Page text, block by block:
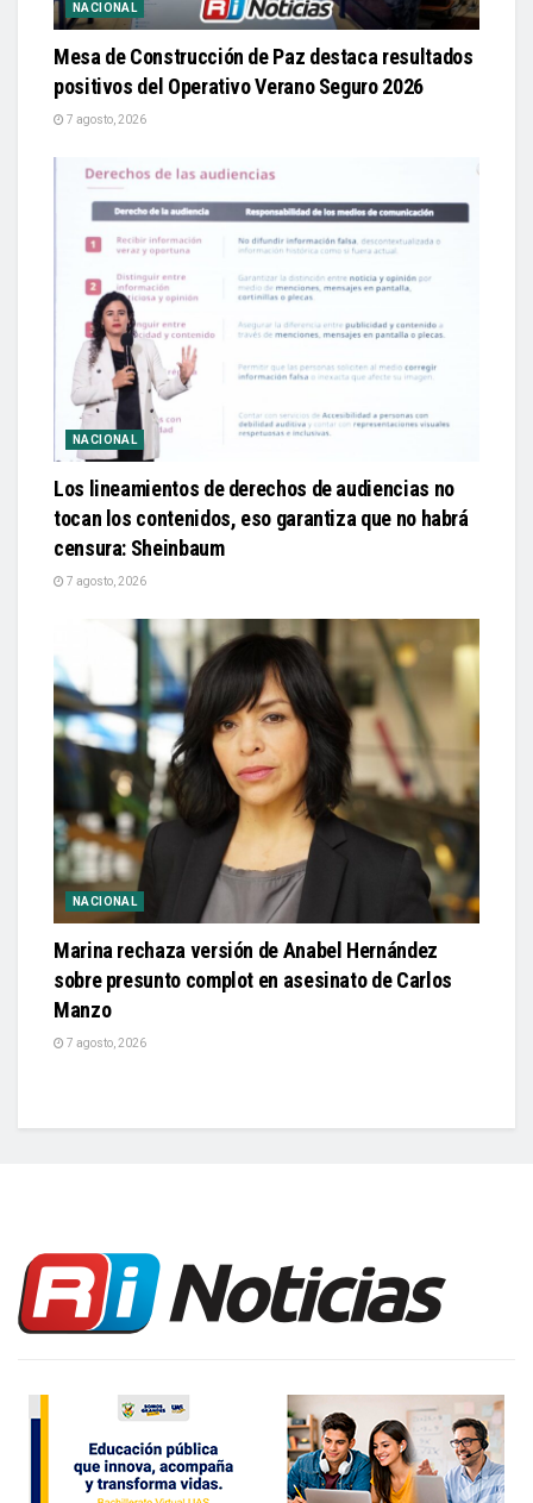
NACIONAL
Mesa de Construcción de Paz destaca resultados
positivos del Operativo Verano Seguro 2026
7 agosto, 2026
NACIONAL
Los lineamientos de derechos de audiencias no
tocan los contenidos, eso garantiza que no habrá
censura: Sheinbaum
7 agosto, 2026
NACIONAL
Marina rechaza versión de Anabel Hernández
sobre presunto complot en asesinato de Carlos
Manzo
7 agosto, 2026